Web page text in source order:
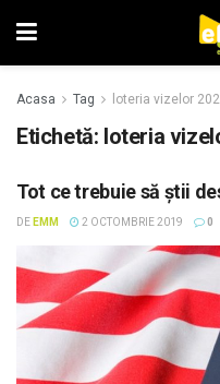
Acasa Tag loteria vizelor
Etichetă: loteria
Tot ce trebuie să ştii
DE EMM 2 OCTOMBRIE 2019 0